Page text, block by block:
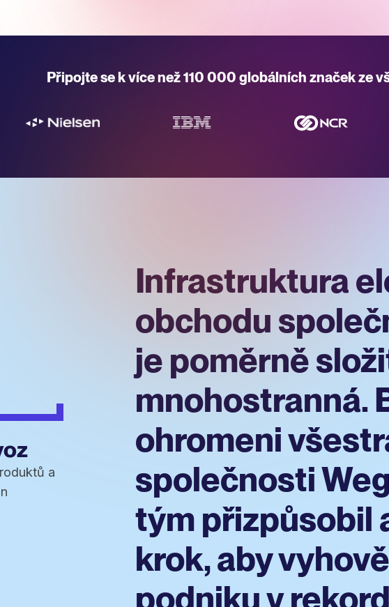
Připojte se k více než 110 000 globálních značek ze
a
Infrastruktura
obchodu
je poměrně
mnohostranná.
ohromeni
společnosti
tým přizpůsobil
krok, aby
podniku v